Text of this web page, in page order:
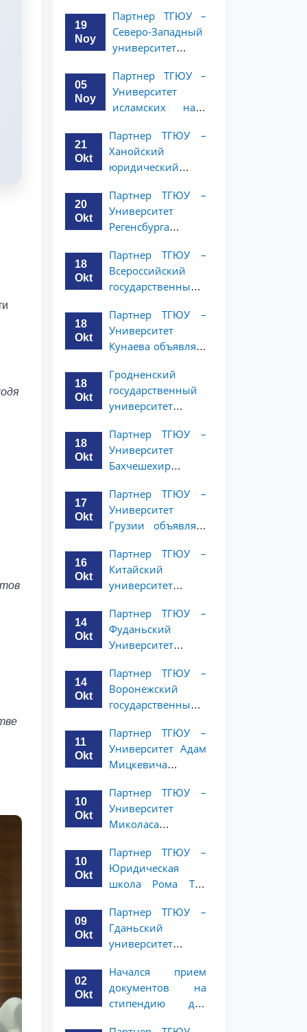
19
Noy
Партнер ТГЮУ –
Северо-Западный
университет
права Китайской
Народной
Республики
объявляет
программу
академической
мобильности для
студентов 2–3
курсов
05
Noy
Партнер ТГЮУ –
Университет
исламских наук
объявляет
программу
академической
студентов 2–3
курсов ТГЮУ
21
Okt
Партнер ТГЮУ –
Ханойский
юридический
объявляет
программу
академической
студентов 2–3
курсов
20
Okt
Партнер ТГЮУ –
Университет
Регенсбурга
программу
академической
мобильности для
курсов
18
Okt
Партнер ТГЮУ –
Всероссийский
государственный
юстиции
объявляет
программу
мобильности для
студентов 2–3
курсов ТГЮУ
18
Okt
Партнер ТГЮУ –
Университет
Кунаева объявляет
академической
мобильности для
студентов 2–3
18
Okt
Гродненский
государственный
университет
Купалы объявляет
программу
академической
студентов 2-3
курсов ТГЮУ
18
Okt
Партнер ТГЮУ –
Университет
Бахчешехир
программе
академической
мобильности для
курсов
17
Okt
Партнер ТГЮУ –
Университет
Грузии объявляет
академической
мобильности для
студентов 2–3
16
Okt
Партнер ТГЮУ –
Китайский
университет
и права объявляет
программу
академической
студентов 2–3
курсов ТГЮУ
14
Okt
Партнер ТГЮУ –
Фуданьский
Университет
программу
академической
мобильности для
курсов ТГЮУ
14
Okt
Партнер ТГЮУ –
Воронежский
государственный
объявляет
программу
академической
студентов 2–3
курсов ТГЮУ
11
Okt
Партнер ТГЮУ –
Университет Адам
Мицкевича
программу
академической
мобильности для
курсов ТГЮУ
10
Okt
Партнер ТГЮУ –
Университет
Миколаса
объявляет
программу
академической
студентов 2–3
курсов
10
Okt
Партнер ТГЮУ –
Юридическая
школа Рома Тре
программе
академической
мобильности для
курсов
09
Okt
Партнер ТГЮУ –
Гданьский
университет
программу
академической
мобильности для
02
Okt
Начался прием
документов на
стипендию для